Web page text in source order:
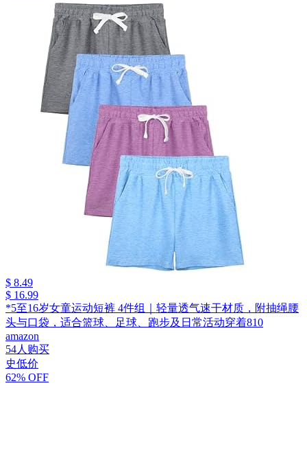
$ 8.49
$ 16.99
*5至16岁女童运动短裤 4件组｜轻量透气速干材质，附抽绳腰
头与口袋，适合篮球、足球、跑步及日常活动穿着810
amazon
54人购买
史低价
62% OFF